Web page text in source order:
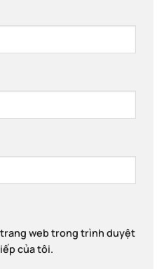
web trong trình duyệt
của tôi.